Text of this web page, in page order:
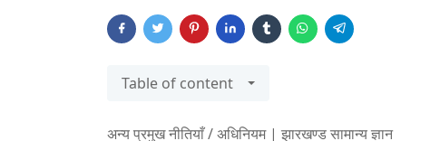
Table of content
अन्य प्रमुख नीतियाँ / अधिनियम | झारखण्ड सामान्य ज्ञान